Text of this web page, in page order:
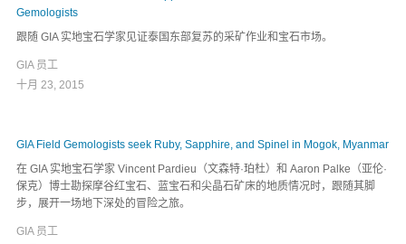
Gemologists
跟随 GIA 实地宝石学家见证泰国东部复苏的采矿作业和宝石市场。
GIA 员工
十月 23, 2015
GIA Field Gemologists seek Ruby, Sapphire, and Spinel in Mogok, Myanmar
在 GIA 实地宝石学家 Vincent Pardieu（文森特·珀杜）和 Aaron Palke（亚伦·
保克）博士勘探摩谷红宝石、蓝宝石和尖晶石矿床的地质情况时，跟随其脚
步，展开一场地下深处的冒险之旅。
GIA 员工